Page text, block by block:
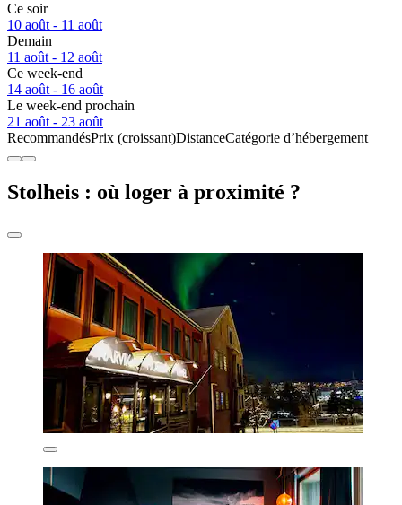
Ce soir
10 août - 11 août
Demain
11 août - 12 août
Ce week-end
14 août - 16 août
Le week-end prochain
21 août - 23 août
RecommandésPrix (croissant)DistanceCatégorie d’hébergement
Stolheis : où loger à proximité ?